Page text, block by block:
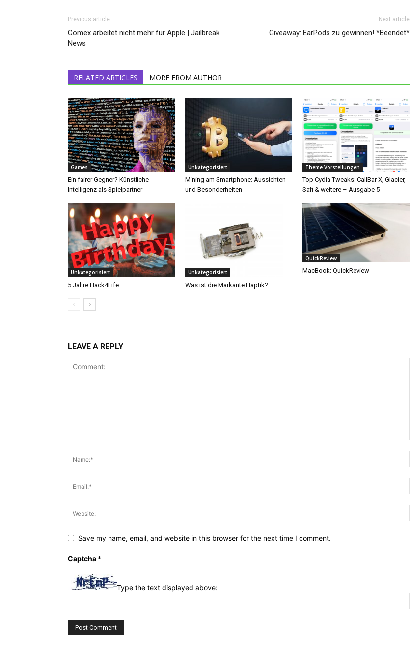
Previous article
Comex arbeitet nicht mehr für Apple | Jailbreak
News
Next article
Giveaway: EarPods zu gewinnen! *Beendet*
RELATED ARTICLES MORE FROM AUTHOR
Games
Ein fairer Gegner? Künstliche
Intelligenz als Spielpartner
Unkategorisiert
Mining am Smartphone: Aussichten
und Besonderheiten
Theme Vorstellungen
Top Cydia Tweaks: CallBar X, Glacier,
Safi & weitere – Ausgabe 5
Unkategorisiert
5 Jahre Hack4Life
Unkategorisiert
Was ist die Markante Haptik?
QuickReview
MacBook: QuickReview
LEAVE A REPLY
Save my name, email, and website in this browser for the next time I comment.
Captcha *
Type the text displayed above: